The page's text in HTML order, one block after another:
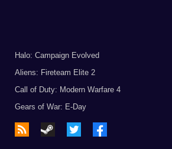
Halo: Campaign Evolved
Aliens: Fireteam Elite 2
Call of Duty: Modern Warfare 4
Gears of War: E-Day